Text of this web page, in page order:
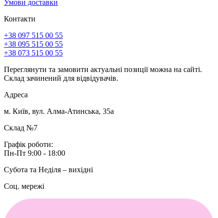
Умови доставки
Контакти
+38 097 515 00 55
+38 095 515 00 55
+38 073 515 00 55
Переглянути та замовити актуальні позиції можна на сайті.
Склад зачинений для відвідувачів.
Адреса
м. Київ, вул. Алма-Атинська, 35а
Склад №7
Графік роботи:
Пн-Пт 9:00 - 18:00
Субота та Неділя – вихідні
Соц. мережі